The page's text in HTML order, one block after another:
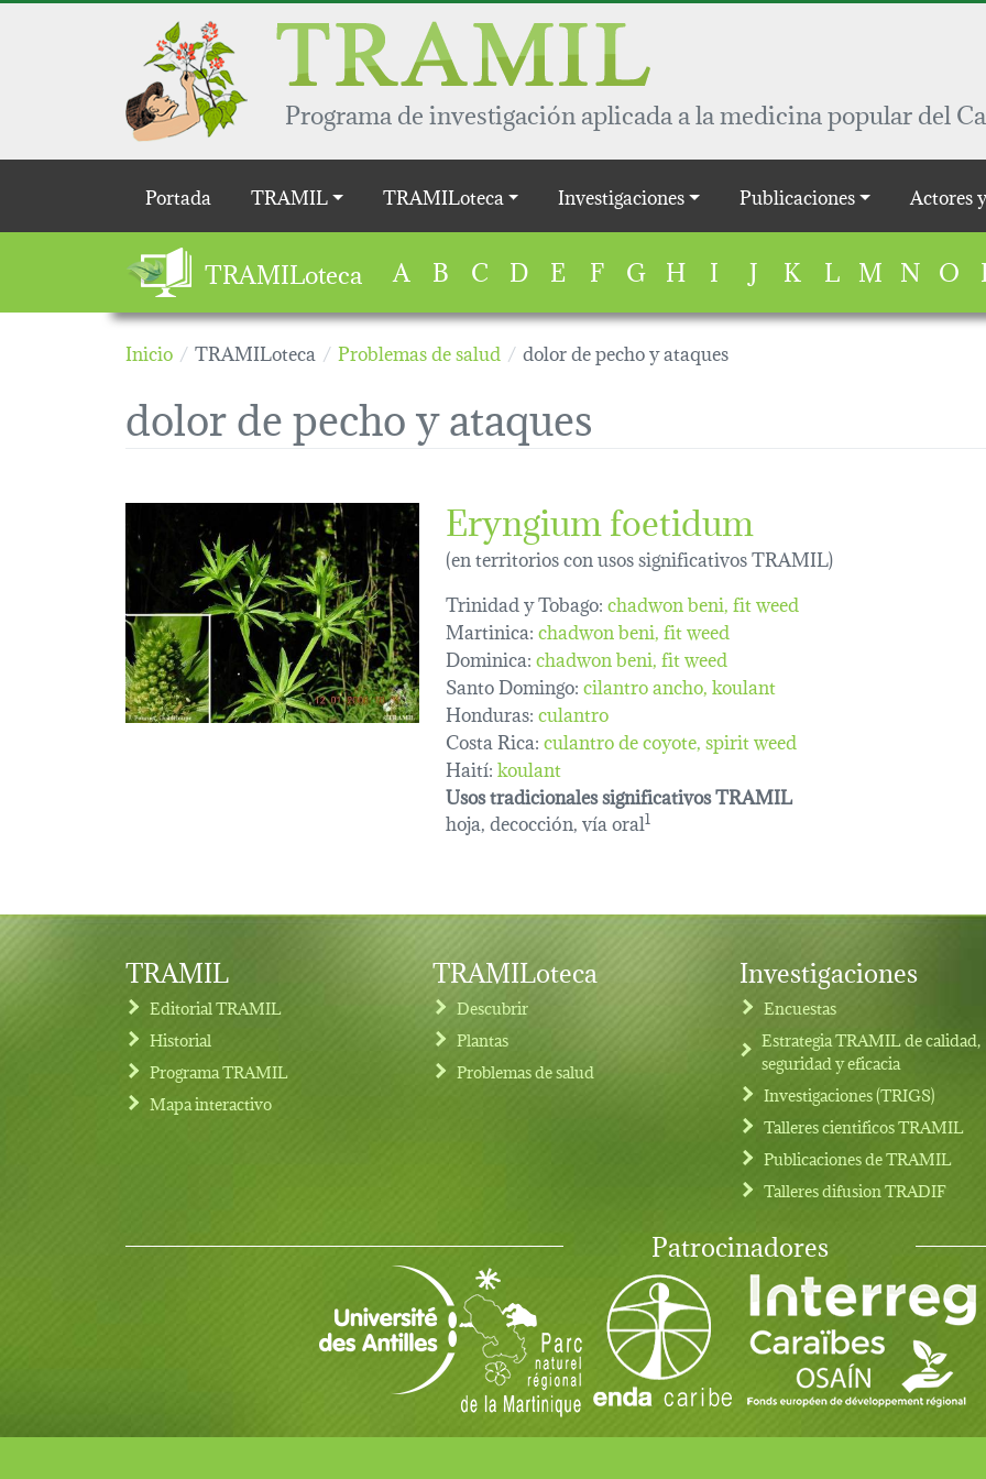
Pasar al contenido principal
Programa de investigación aplicada a la medicina popular del
Main navigation
Portada TRAMIL TRAMILoteca Investigaciones Publicaciones Actores
TRAMILoteca A B C D E F G H I J K L M N O
Inicio TRAMILoteca Problemas de salud dolor de pecho y ataques
dolor de pecho y ataques
Eryngium foetidum
(en territorios con usos significativos TRAMIL)
Trinidad y Tobago:chadwon beni fit weed
Martinica:chadwon beni fit weed
Dominica:chadwon beni fit weed
Santo Domingo:cilantro ancho koulant
Honduras:culantro
Costa Rica:culantro de coyote spirit weed
Haití:koulant
Usos tradicionales significativos TRAMIL
hoja, decocción, vía oral1
Footer menu
TRAMIL
Editorial TRAMIL
Historial
Programa TRAMIL
Mapa interactivo
TRAMILoteca
Descubrir
Plantas
Problemas de salud
Investigaciones
Encuestas
Estrategia TRAMIL de calidad,
seguridad y eficacia
Investigaciones (TRIGS)
Talleres cientificos TRAMIL
Publicaciones de TRAMIL
Talleres difusion TRADIF
Patrocinadores